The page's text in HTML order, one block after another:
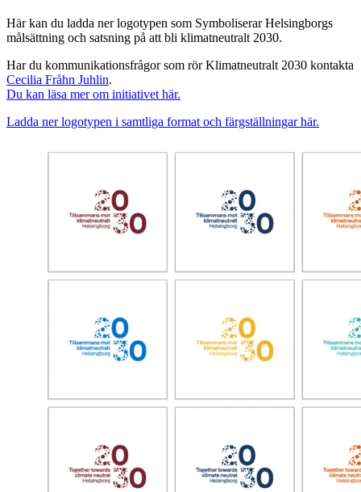
Här kan du ladda ner logotypen som Symboliserar Helsingborgs
målsättning och satsning på att bli klimatneutralt 2030.
Har du kommunikationsfrågor som rör Klimatneutralt 2030 kontakta
Cecilia Fråhn Juhlin.
Du kan läsa mer om initiativet här.
Ladda ner logotypen i samtliga format och färgställningar här.